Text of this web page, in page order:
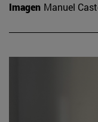
Imagen Manuel